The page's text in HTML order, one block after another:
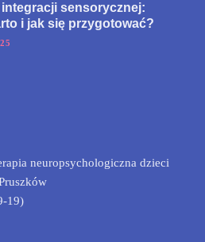
sensorycznej:
i jak się przygotować?
neuropsychologiczna dzieci
19)